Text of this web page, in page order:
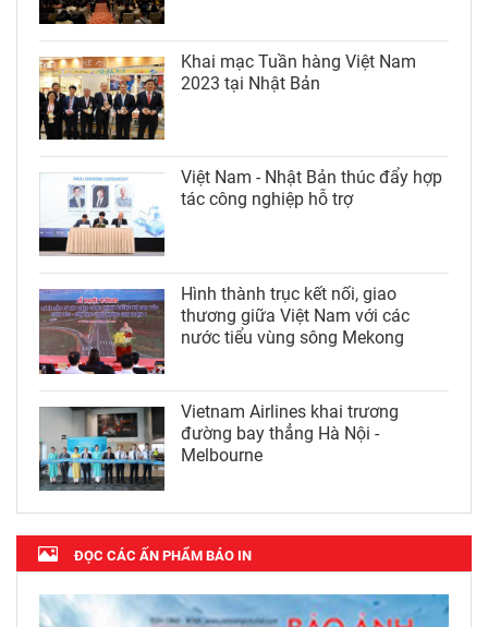
Khai mạc Tuần hàng Việt Nam
2023 tại Nhật Bản
Việt Nam - Nhật Bản thúc đẩy hợp
tác công nghiệp hỗ trợ
Hình thành trục kết nối, giao
thương giữa Việt Nam với các
nước tiểu vùng sông Mekong
Vietnam Airlines khai trương
đường bay thẳng Hà Nội -
Melbourne
ĐỌC CÁC ẤN PHẨM BÁO IN